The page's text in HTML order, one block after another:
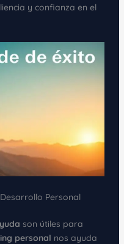
y confianza en el
Personal
son útiles para
personal nos ayuda